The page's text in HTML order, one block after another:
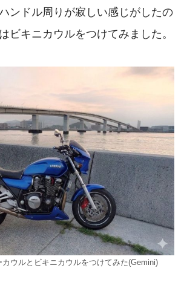
ンドル周りが寂しい感じがしたの
ビキニカウルをつけてみました。
ウルとビキニカウルをつけてみた(Gemini)